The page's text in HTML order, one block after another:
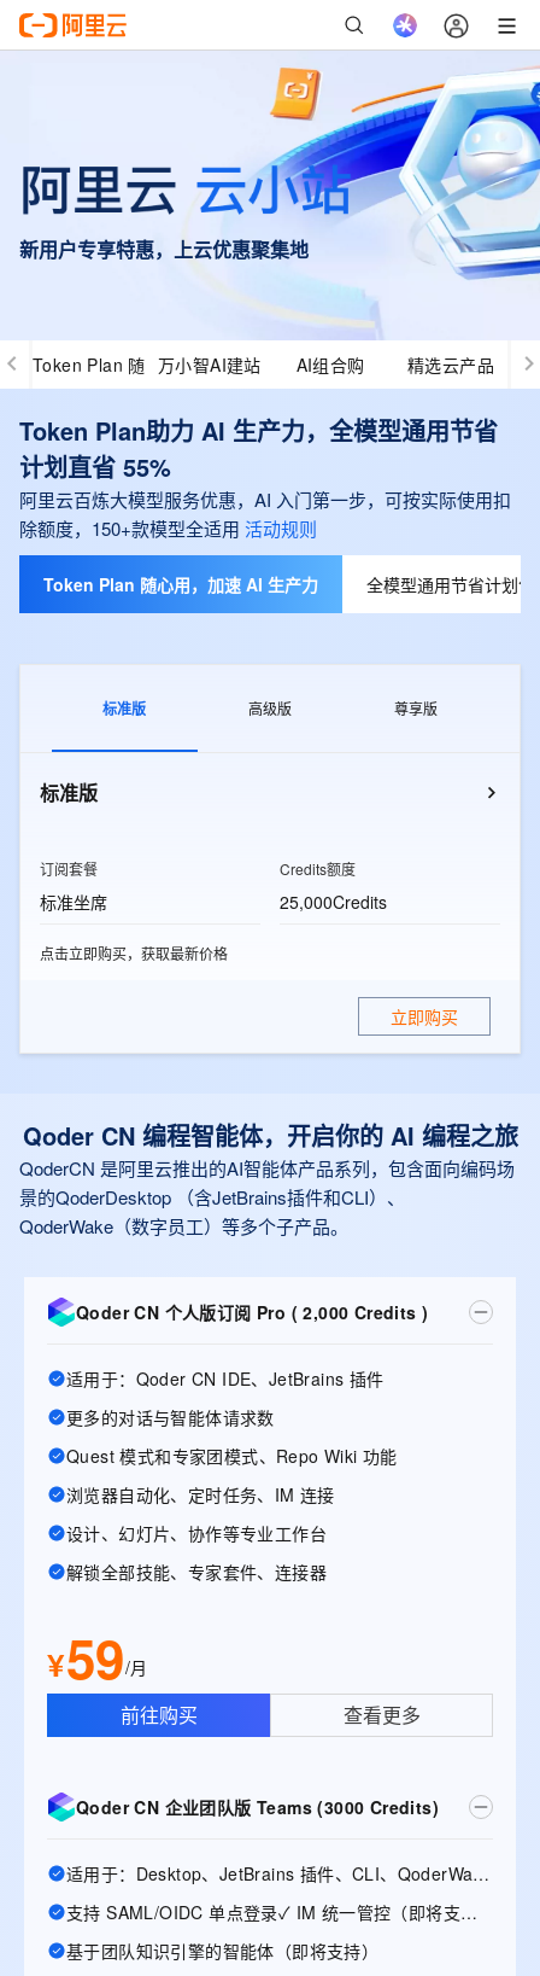
新用户专享特惠，上云优惠聚集地
Token Plan 随 万小智AI建站 AI组合购 精选云产品
Token Plan助力 AI 生产力，全模型通用节省
计划直省 55%
阿里云百炼大模型服务优惠，AI 入门第一步，可按实际使用扣
除额度，150+款模型全适用 活动规则
Token Plan 随心用，加速 AI 生产力 全模型通用节省计划
标准版 高级版 尊享版
标准版
订阅套餐
标准坐席
Credits额度
25,000Credits
点击立即购买，获取最新价格
立即购买
Qoder CN 编程智能体，开启你的 AI 编程之旅
QoderCN 是阿里云推出的AI智能体产品系列，包含面向编码场
景的QoderDesktop （含JetBrains插件和CLI）、
QoderWake（数字员工）等多个子产品。
Qoder CN 个人版订阅 Pro ( 2,000 Credits )
适用于：Qoder CN IDE、JetBrains 插件
更多的对话与智能体请求数
Quest 模式和专家团模式、Repo Wiki 功能
浏览器自动化、定时任务、IM 连接
设计、幻灯片、协作等专业工作台
解锁全部技能、专家套件、连接器
¥59/月
前往购买 查看更多
Qoder CN 企业团队版 Teams (3000 Credits)
适用于：Desktop、JetBrains 插件、CLI、QoderWake、Mobile
支持 SAML/OIDC 单点登录✓ IM 统一管控（即将支持）
基于团队知识引擎的智能体（即将支持）